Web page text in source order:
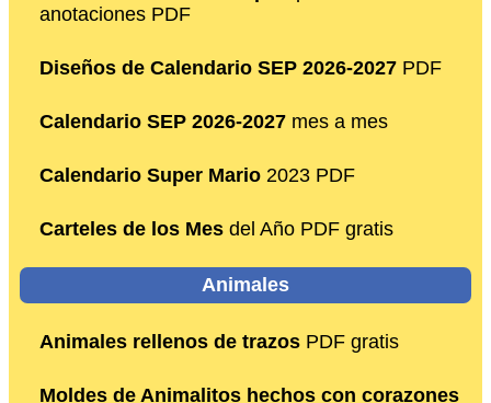
anotaciones PDF
Diseños de Calendario SEP 2026-2027 PDF
Calendario SEP 2026-2027 mes a mes
Calendario Super Mario 2023 PDF
Carteles de los Mes del Año PDF gratis
Animales
Animales rellenos de trazos PDF gratis
Moldes de Animalitos hechos con corazones